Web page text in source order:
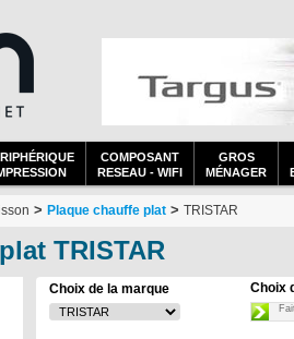
COMPOSANT
RESEAU - WIFI
GROS
MÉNAGER
> Plaque chauffe plat > TRISTAR
TRISTAR
Choix de la marque Choix